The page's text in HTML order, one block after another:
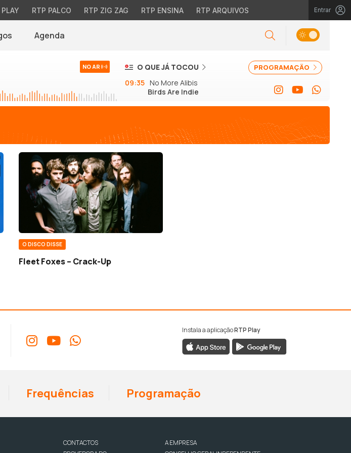
RTP PALCO RTP ZIG ZAG RTP ENSINA RTP ARQUIVOS Entrar
Agenda
NO AR PROGRAMAÇÃO
O QUE JÁ TOCOU
09:35 No More Alibis
Birds Are Indie
O DISCO DISSE
Fleet Foxes – Crack-Up
Instala a aplicaçãoRTP Play
Frequências Programação
CONTACTOS
A EMPRESA